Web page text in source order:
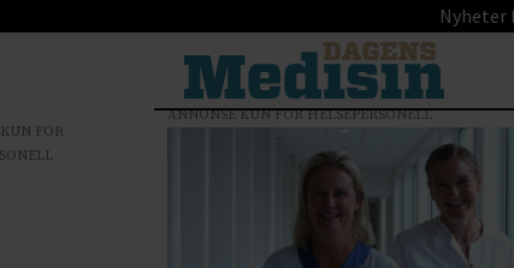
Nyheter
Tag:
helsepolitikk
ANNONSE KUN FOR HELSEPERSONELL
FOR